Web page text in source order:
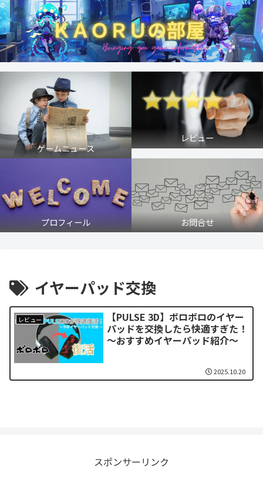
ゲームニュース
レビュー
プロフィール お問合せ
イヤーパッド交換
レビュー
【PULSE 3D】ボロボロのイヤー
パッドを交換したら快適すぎた！
～おすすめイヤーパッド紹介～
2025.10.20
スポンサーリンク